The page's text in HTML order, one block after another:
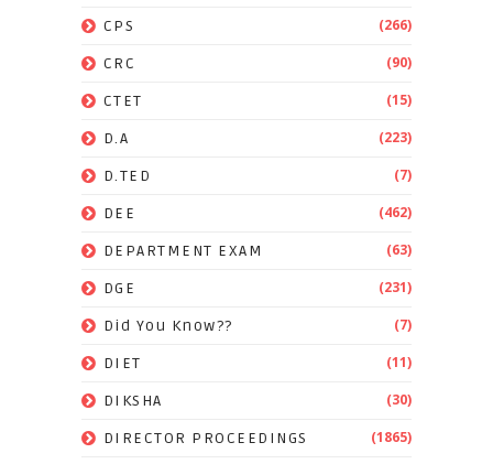
CPS (266)
CRC (90)
CTET (15)
D.A (223)
D.TED (7)
DEE (462)
DEPARTMENT EXAM (63)
DGE (231)
Did You Know?? (7)
DIET (11)
DIKSHA (30)
DIRECTOR PROCEEDINGS (1865)